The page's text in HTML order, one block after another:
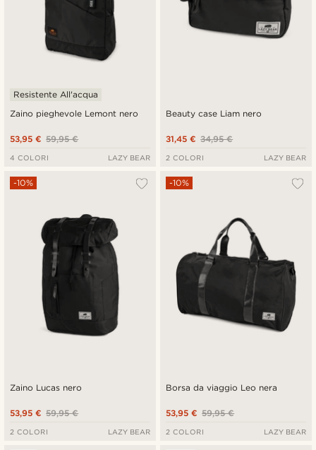
Zaino pieghevole Lemont nero
Resistente All'acqua
59,95 €
53,95 €
4 COLORI LAZY BEAR
Beauty case Liam nero
34,95 €
31,45 €
2 COLORI LAZY BEAR
Zaino Lucas nero
-10%
59,95 €
53,95 €
2 COLORI LAZY BEAR
Borsa da viaggio Leo nera
-10%
59,95 €
53,95 €
2 COLORI LAZY BEAR